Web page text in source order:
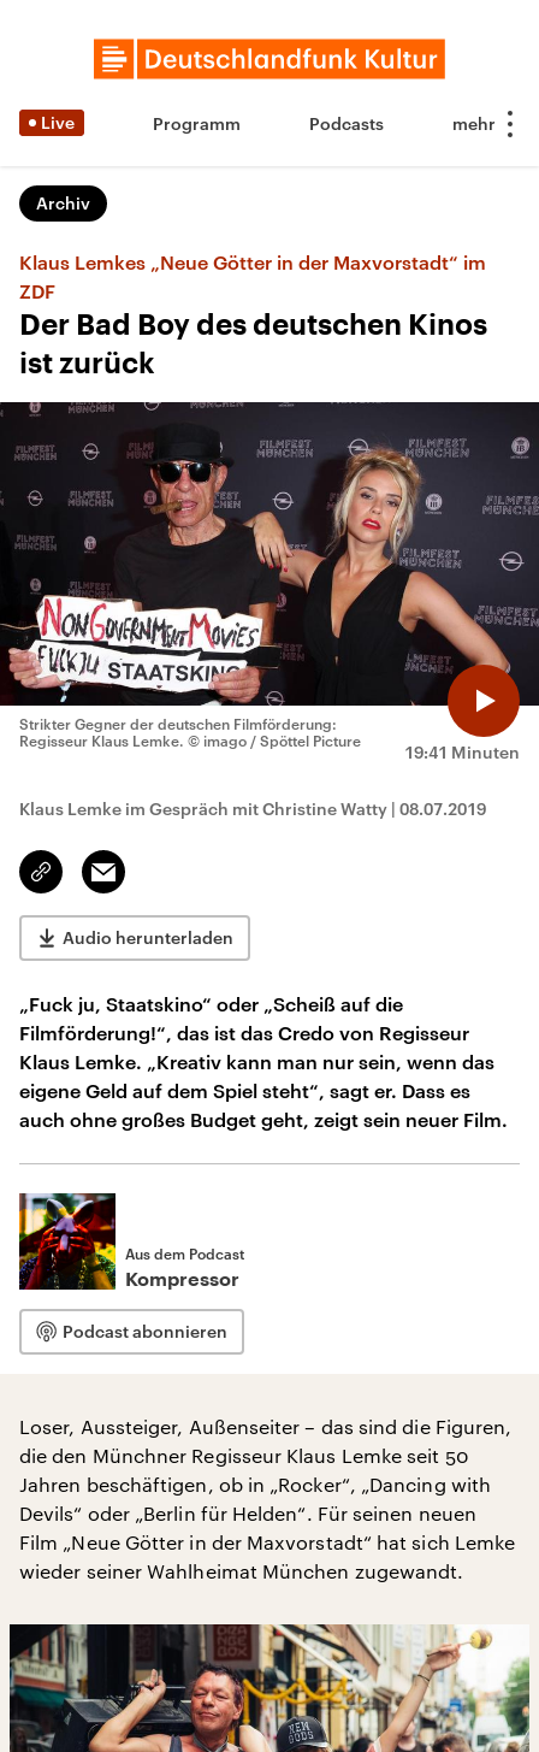
Live Programm Podcasts
Archiv
Klaus Lemkes „Neue Götter in der Maxvorstadt“ im
ZDF
Der Bad Boy des deutschen Kinos
ist zurück
19:41 Minuten
Strikter Gegner der deutschen Filmförderung:
Regisseur Klaus Lemke. © imago / Spöttel Picture
Klaus Lemke im Gespräch mit Christine Watty | 08.07.2019
Link
kopieren/teilen
Email
Audio herunterladen
„Fuck ju, Staatskino“ oder „Scheiß auf die
Filmförderung!“, das ist das Credo von Regisseur
Klaus Lemke. „Kreativ kann man nur sein, wenn das
eigene Geld auf dem Spiel steht“, sagt er. Dass es
auch ohne großes Budget geht, zeigt sein neuer Film.
Aus dem Podcast
Kompressor
Podcast abonnieren
Loser, Aussteiger, Außenseiter – das sind die Figuren,
die den Münchner Regisseur Klaus Lemke seit 50
Jahren beschäftigen, ob in „Rocker“, „Dancing with
Devils“ oder „Berlin für Helden“. Für seinen neuen
Film „Neue Götter in der Maxvorstadt“ hat sich Lemke
wieder seiner Wahlheimat München zugewandt.